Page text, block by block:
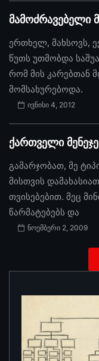
მამოძრავებელი
ერთხელ, მახსოვს,
წუთს უთმობდა
რომ მის კარებთან
მომსახურებოდა.
ივნისი 4, 2012
ქართველი
გამარჯობათ, მე
მისთვის
თვისებებით. მეც
წარმატებებს და
ნოემბერი 2, 2009